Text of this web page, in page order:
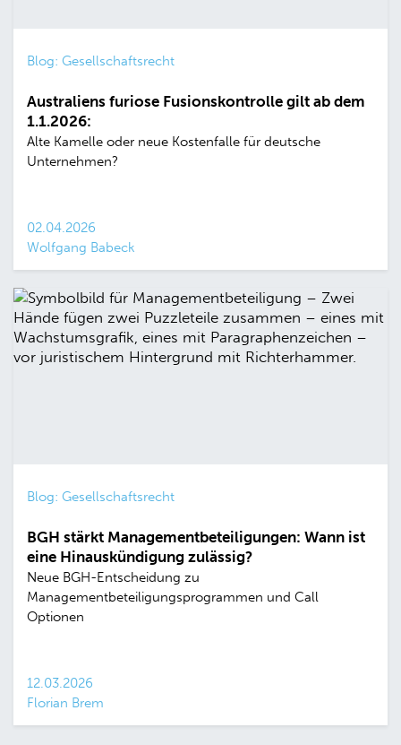
Blog: Gesellschaftsrecht
Australiens furiose Fusionskontrolle gilt ab dem
1.1.2026:
Alte Kamelle oder neue Kostenfalle für deutsche
Unternehmen?
02.04.2026
Wolfgang Babeck
Blog: Gesellschaftsrecht
BGH stärkt Managementbeteiligungen: Wann ist
eine Hinauskündigung zulässig?
Neue BGH-Entscheidung zu
Managementbeteiligungsprogrammen und Call
Optionen
12.03.2026
Florian Brem